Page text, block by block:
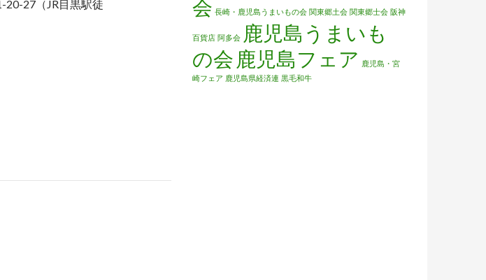
27（JR目黒駅徒
会 長崎・鹿児島うまいもの会 関東郷土会 関東郷士会 阪神
百貨店 阿多会 鹿児島うまいも
の会 鹿児島フェア 鹿児島・宮
崎フェア 鹿児島県経済連 黒毛和牛